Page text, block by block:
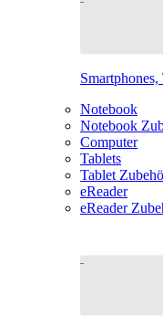
Notebook
Notebook
Computer
Tablets
Tablet
eReader
eReader